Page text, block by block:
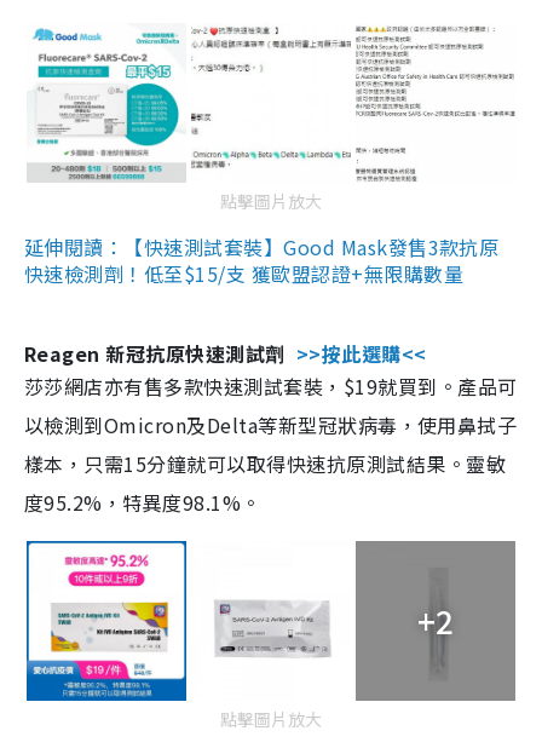
點擊圖片放大
延伸閱讀：【快速測試套裝】Good Mask發售3款抗原
快速檢測劑！低至$15/支 獲歐盟認證+無限購數量
Reagen 新冠抗原快速測試劑 >>按此選購<<
莎莎網店亦有售多款快速測試套裝，$19就買到。產品可
以檢測到Omicron及Delta等新型冠狀病毒，使用鼻拭子
樣本，只需15分鐘就可以取得快速抗原測試結果。靈敏
度95.2%，特異度98.1%。
+2
點擊圖片放大